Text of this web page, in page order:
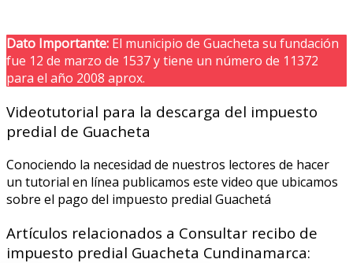
Dato Importante: El municipio de Guacheta su fundación
fue 12 de marzo de 1537 y tiene un número de 11372
para el año 2008 aprox.
Videotutorial para la descarga del impuesto
predial de Guacheta
Conociendo la necesidad de nuestros lectores de hacer
un tutorial en línea publicamos este video que ubicamos
sobre el pago del impuesto predial Guachetá
Artículos relacionados a Consultar recibo de
impuesto predial Guacheta Cundinamarca: